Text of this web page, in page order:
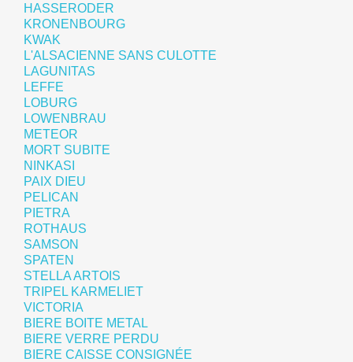
HASSERODER
KRONENBOURG
KWAK
L'ALSACIENNE SANS CULOTTE
LAGUNITAS
LEFFE
LOBURG
LOWENBRAU
METEOR
MORT SUBITE
NINKASI
PAIX DIEU
PELICAN
PIETRA
ROTHAUS
SAMSON
SPATEN
STELLA ARTOIS
TRIPEL KARMELIET
VICTORIA
BIERE BOITE METAL
BIERE VERRE PERDU
BIERE CAISSE CONSIGNÉE